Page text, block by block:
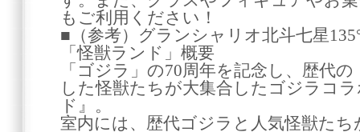
もご利用ください！
■（参考）グランシャリオ北斗七星
「怪獣ランド」概要
「ゴジラ」の70周年を記念し、歴代
した怪獣たちが大集合したゴジラコ
ド』。
室内には、歴代ゴジラと人気怪獣た